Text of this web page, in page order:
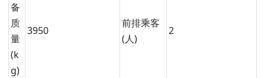
备
质
量
(k
g)
3950
前排乘客
(人)
2